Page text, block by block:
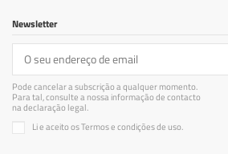
Newsletter
Pode cancelar a subscrição a qualquer momento.
Para tal, consulte a nossa informação de contacto
na declaração legal.
Li e aceito os Termos e condições de uso.